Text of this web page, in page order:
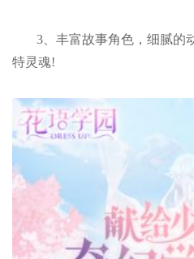
3、丰富故事角色，细腻的
特灵魂!